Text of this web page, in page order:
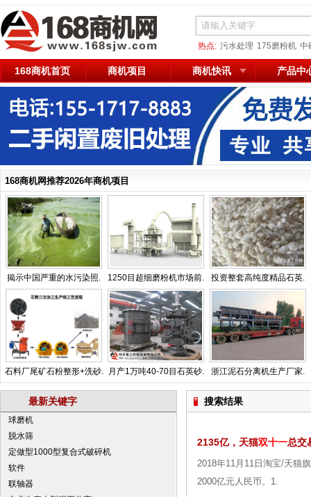
热点: 污水处理 175磨粉机 中
168商机首页 商机项目 商机快讯 产品中
168商机网推荐2026年商机项目
揭示中国严重的水污染照. 1250目超细磨粉机市场前. 投资整套高纯度精品石英.
石料厂尾矿石粉整形+洗砂. 月产1万吨40-70目石英砂. 浙江泥石分离机生产厂家.
最新关键字
球磨机
脱水筛
定做型1000型复合式破碎机
软件
联轴器
搜索结果
2135亿，天猫双十一总交
2018年11月11日淘宝/天猫
2000亿元人民币。1.